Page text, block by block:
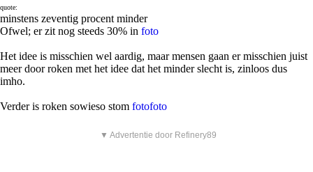
quote:
minstens zeventig procent minder
Ofwel; er zit nog steeds 30% in foto
Het idee is misschien wel aardig, maar mensen gaan er misschien juist
meer door roken met het idee dat het minder slecht is, zinloos dus
imho.
Verder is roken sowieso stom fotofoto
▼ Advertentie door Refinery89